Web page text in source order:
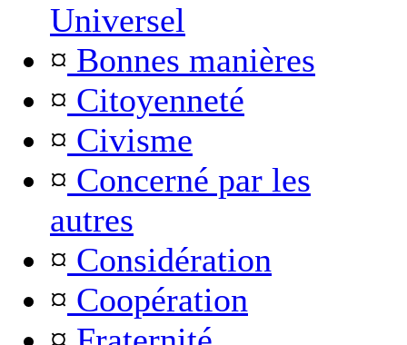
Universel
¤ Bonnes manières
¤ Citoyenneté
¤ Civisme
¤ Concerné par les
autres
¤ Considération
¤ Coopération